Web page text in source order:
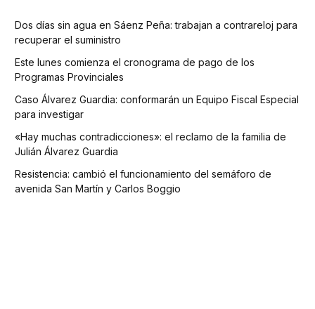
Dos días sin agua en Sáenz Peña: trabajan a contrareloj para
recuperar el suministro
Este lunes comienza el cronograma de pago de los
Programas Provinciales
Caso Álvarez Guardia: conformarán un Equipo Fiscal Especial
para investigar
«Hay muchas contradicciones»: el reclamo de la familia de
Julián Álvarez Guardia
Resistencia: cambió el funcionamiento del semáforo de
avenida San Martín y Carlos Boggio